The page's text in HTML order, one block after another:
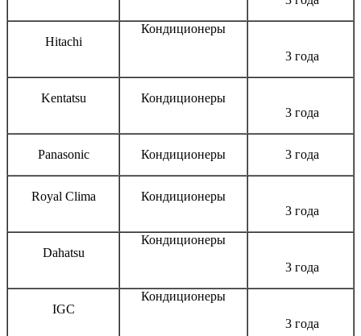
Hitachi
Кондиционеры
3 года
Kentatsu
Кондиционеры
3 года
Panasonic Кондиционеры 3 года
Royal Clima
Кондиционеры
3 года
Dahatsu
Кондиционеры
3 года
IGC
Кондиционеры
3 года